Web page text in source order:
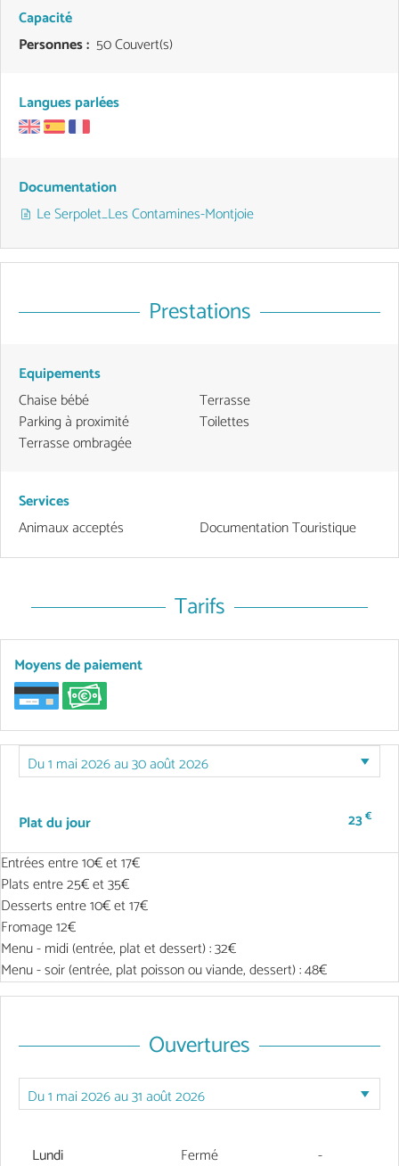
Capacité
Personnes : 50 Couvert(s)
Langues parlées
Documentation
Le Serpolet_Les Contamines-Montjoie
Prestations
Equipements
Chaise bébé
Parking à proximité
Terrasse ombragée
Terrasse
Toilettes
Services
Animaux acceptés
Documentation Touristique
Tarifs
Moyens de paiement
Plat du jour 23€
Entrées entre 10€ et 17€
Plats entre 25€ et 35€
Desserts entre 10€ et 17€
Fromage 12€
Menu - midi (entrée, plat et dessert) : 32€
Menu - soir (entrée, plat poisson ou viande, dessert) : 48€
Ouvertures
Lundi Fermé -